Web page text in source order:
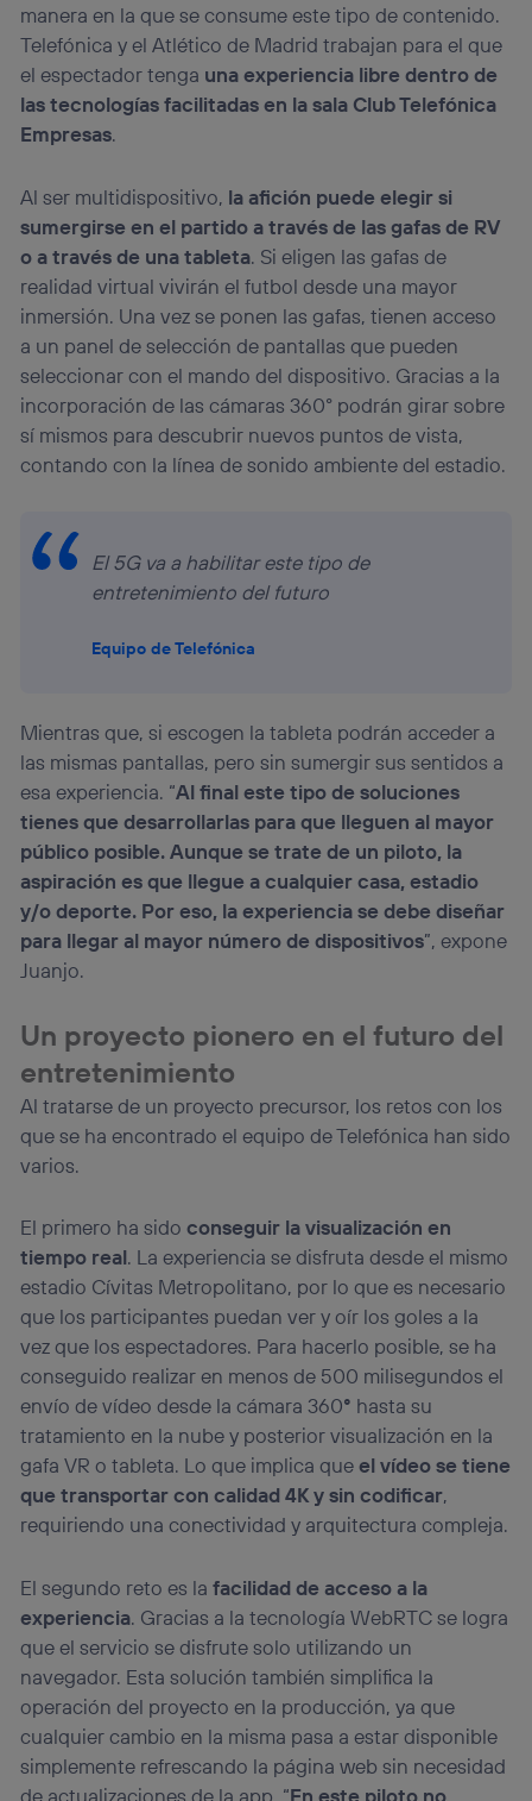
manera en la que se consume este tipo de contenido.
Telefónica y el Atlético de Madrid trabajan para el que
el espectador tenga una experiencia libre dentro de
las tecnologías facilitadas en la sala Club Telefónica
Empresas.
Al ser multidispositivo, la afición puede elegir si
sumergirse en el partido a través de las gafas de RV
o a través de una tableta. Si eligen las gafas de
realidad virtual vivirán el futbol desde una mayor
inmersión. Una vez se ponen las gafas, tienen acceso
a un panel de selección de pantallas que pueden
seleccionar con el mando del dispositivo. Gracias a la
incorporación de las cámaras 360° podrán girar sobre
sí mismos para descubrir nuevos puntos de vista,
contando con la línea de sonido ambiente del estadio.
El 5G va a habilitar este tipo de
entretenimiento del futuro
Equipo de Telefónica
Mientras que, si escogen la tableta podrán acceder a
las mismas pantallas, pero sin sumergir sus sentidos a
esa experiencia. “Al final este tipo de soluciones
tienes que desarrollarlas para que lleguen al mayor
público posible. Aunque se trate de un piloto, la
aspiración es que llegue a cualquier casa, estadio
y/o deporte. Por eso, la experiencia se debe diseñar
para llegar al mayor número de dispositivos”, expone
Juanjo.
Un proyecto pionero en el futuro del
entretenimiento
Al tratarse de un proyecto precursor, los retos con los
que se ha encontrado el equipo de Telefónica han sido
varios.
El primero ha sidoconseguir la visualización en
tiempo real. La experiencia se disfruta desde el mismo
estadio Cívitas Metropolitano, por lo que es necesario
que los participantes puedan ver y oír los goles a la
vez que los espectadores. Para hacerlo posible, se ha
conseguido realizar en menos de 500 milisegundos el
envío de vídeo desde la cámara 360° hasta su
tratamiento en la nube y posterior visualización en la
gafa VR o tableta. Lo que implica queel vídeo se tiene
que transportar con calidad 4K y sin codificar,
requiriendo una conectividad y arquitectura compleja.
El segundo reto es lafacilidad de acceso a la
experiencia. Gracias a la tecnología WebRTC se logra
que el servicio se disfrute solo utilizando un
navegador. Esta solución también simplifica la
operación del proyecto en la producción, ya que
cualquier cambio en la misma pasa a estar disponible
simplemente refrescando la página web sin necesidad
de actualizaciones de la app. “En este piloto no